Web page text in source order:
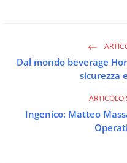
Dal mondo beverage
sicurezza
ARTICOLO
Ingenico: Matteo